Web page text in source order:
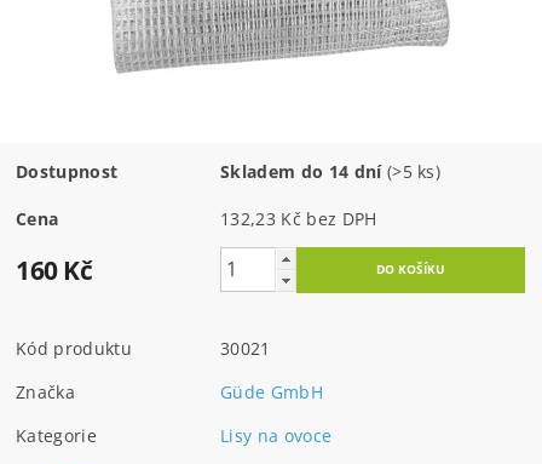
Dostupnost Skladem do 14 dní (>5 ks)
Cena 132,23 Kč bez DPH
160 Kč
Kód produktu
30021
Značka
Güde GmbH
Kategorie
Lisy na ovoce